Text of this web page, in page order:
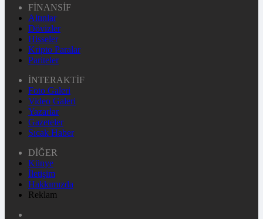
FİNANSİF
Altınlar
Dövizler
Hisseler
Kripto Paralar
Pariteler
İNTERAKTİF
Foto Galeri
Video Galeri
Yazarlar
Gazeteler
Sıcak Haber
DİĞER
Künye
İletişim
Hakkımızda
Reklam